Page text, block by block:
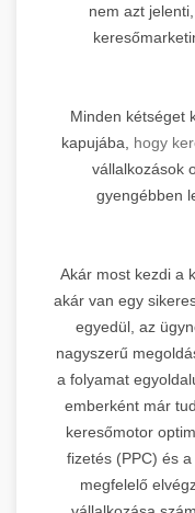
nem azt
Minden kétséget
kapujába, hogy
vállalkozások
gyengébben
Akár most kezdi a
akár van egy
egyedül, az
nagyszerű
a folyamat
emberként már
keresőmotor
fizetés (PPC) és
megfelelő